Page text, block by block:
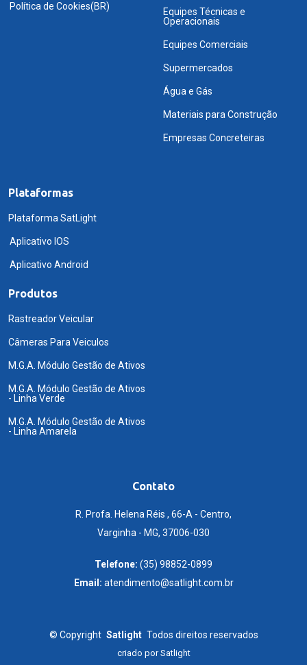
Política de Cookies(BR)
Equipes Técnicas e
Operacionais
Equipes Comerciais
Supermercados
Água e Gás
Materiais para Construção
Empresas Concreteiras
Plataformas
Plataforma SatLight
Aplicativo IOS
Aplicativo Android
Produtos
Rastreador Veicular
Câmeras Para Veiculos
M.G.A. Módulo Gestão de Ativos
M.G.A. Módulo Gestão de Ativos
- Linha Verde
M.G.A. Módulo Gestão de Ativos
- Linha Amarela
Contato
R. Profa. Helena Réis , 66-A - Centro,
Varginha - MG, 37006-030
Telefone: (35) 98852-0899
Email: atendimento@satlight.com.br
© Copyright Satlight Todos direitos reservados
criado porSatlight